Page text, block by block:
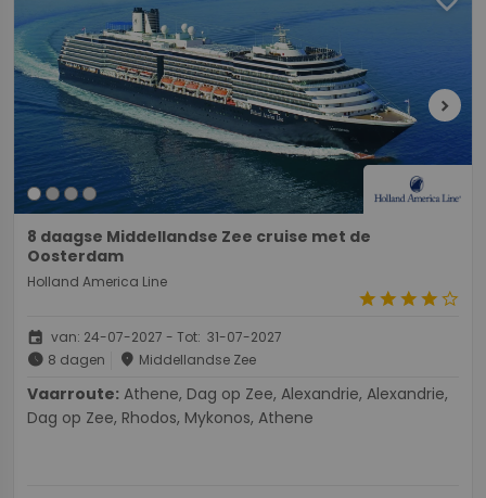
chevron_right
8 daagse Middellandse Zee cruise met de
Oosterdam
Holland America Line
starstarstarstarstar_border
event van: 24-07-2027 - Tot: 31-07-2027
schedule 8 dagen place Middellandse Zee
Vaarroute:
Dag op Zee, Rhodos, Mykonos, Athene